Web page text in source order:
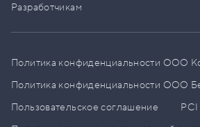
Разработчикам
Политика конфиденциальности ООО
Политика конфиденциальности ООО
Пользовательское соглашение
PCI